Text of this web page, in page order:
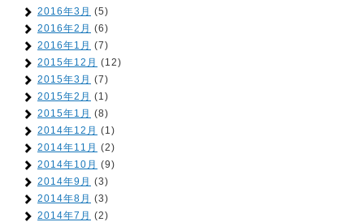
2016年3月 (5)
2016年2月 (6)
2016年1月 (7)
2015年12月 (12)
2015年3月 (7)
2015年2月 (1)
2015年1月 (8)
2014年12月 (1)
2014年11月 (2)
2014年10月 (9)
2014年9月 (3)
2014年8月 (3)
2014年7月 (2)